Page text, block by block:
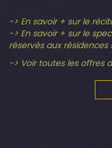
-> En savoir + sur le
-> En savoir + sur le
réservés aux résidences
-> Voir toutes les offres